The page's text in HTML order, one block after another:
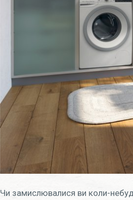
Чи замислювалися ви коли-